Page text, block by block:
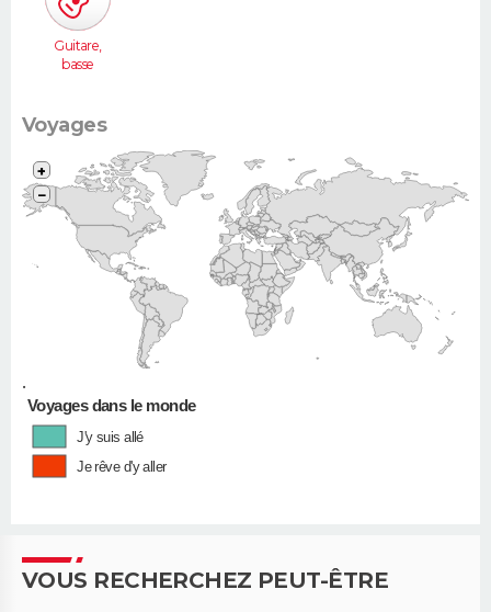
Guitare,
basse
Voyages
•
+
−
Voyages dans le monde
J'y suis allé
Je rêve d'y aller
VOUS RECHERCHEZ PEUT-ÊTRE